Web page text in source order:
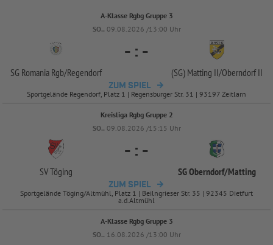
A-Klasse Rgbg Gruppe 3
SO.. 09.08.2026 /13:00 Uhr
SG Romania Rgb/Regendorf
- : -
(SG) Matting II/Oberndorf II
ZUM SPIEL
Sportgelände Regendorf, Platz 1 | Regensburger Str. 31 | 93197 Zeitlarn
Kreisliga Rgbg Gruppe 2
SO.. 09.08.2026 /15:15 Uhr
SV Töging
- : -
SG Oberndorf/Matting
ZUM SPIEL
Sportgelände Töging/Altmühl, Platz 1 | Beilngrieser Str. 35 | 92345 Dietfurt
a.d.Altmühl
A-Klasse Rgbg Gruppe 3
SO.. 16.08.2026 /13:00 Uhr